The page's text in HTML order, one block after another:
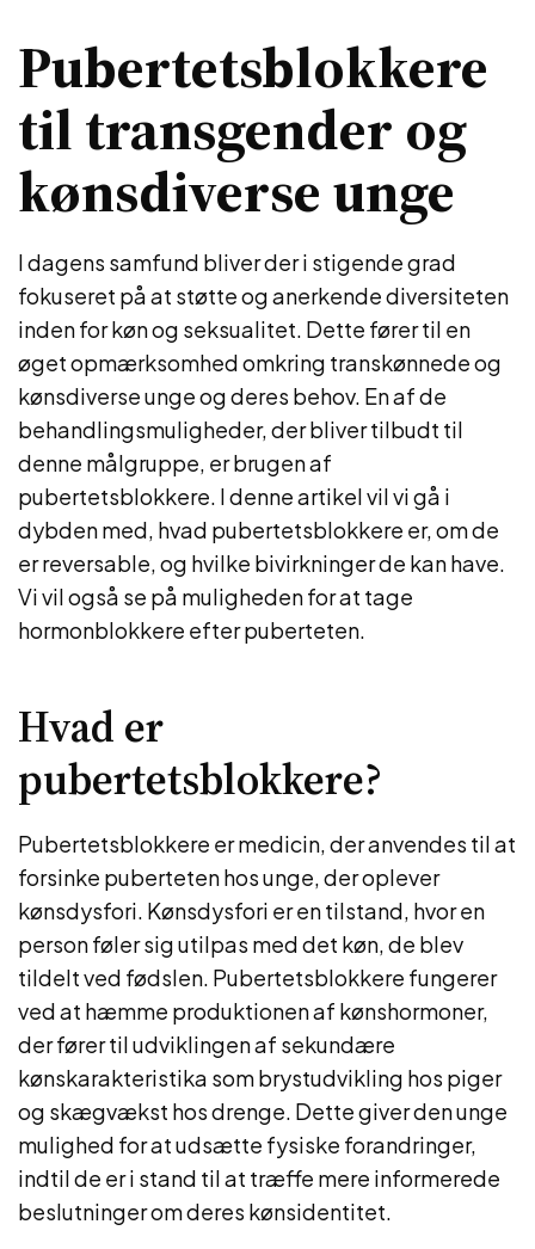
Pubertetsblokkere
til transgender og
kønsdiverse unge
I dagens samfund bliver der i stigende grad
fokuseret på at støtte og anerkende diversiteten
inden for køn og seksualitet. Dette fører til en
øget opmærksomhed omkring transkønnede og
kønsdiverse unge og deres behov. En af de
behandlingsmuligheder, der bliver tilbudt til
denne målgruppe, er brugen af
pubertetsblokkere. I denne artikel vil vi gå i
dybden med, hvad pubertetsblokkere er, om de
er reversable, og hvilke bivirkninger de kan have.
Vi vil også se på muligheden for at tage
hormonblokkere efter puberteten.
Hvad er
pubertetsblokkere?
Pubertetsblokkere er medicin, der anvendes til at
forsinke puberteten hos unge, der oplever
kønsdysfori. Kønsdysfori er en tilstand, hvor en
person føler sig utilpas med det køn, de blev
tildelt ved fødslen. Pubertetsblokkere fungerer
ved at hæmme produktionen af kønshormoner,
der fører til udviklingen af sekundære
kønskarakteristika som brystudvikling hos piger
og skægvækst hos drenge. Dette giver den unge
mulighed for at udsætte fysiske forandringer,
indtil de er i stand til at træffe mere informerede
beslutninger om deres kønsidentitet.